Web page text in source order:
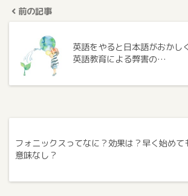
前の記事
英語をやると日本語がおかし
英語教育による弊害の…
フォニックスってなに？効果は？早く始めて
意味なし？